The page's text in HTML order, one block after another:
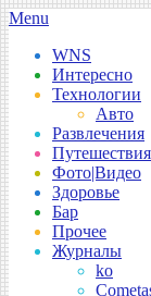
Skip
to
content
Secondary
Navigation
Menu
Menu
WNS
Интересно
Технологии
Авто
Развлечения
Путешествия
Фото|Видео
Здоровье
Бар
Прочее
Журналы
ko